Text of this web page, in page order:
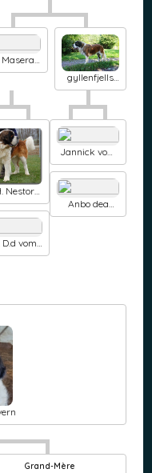
Maserati
gyllenfjells
Bertha
Nestor
vom
D.d vom
Jannick vom
baronenschlo
ss
Anbo dea
(Sans Affixe)
Grand-Mère